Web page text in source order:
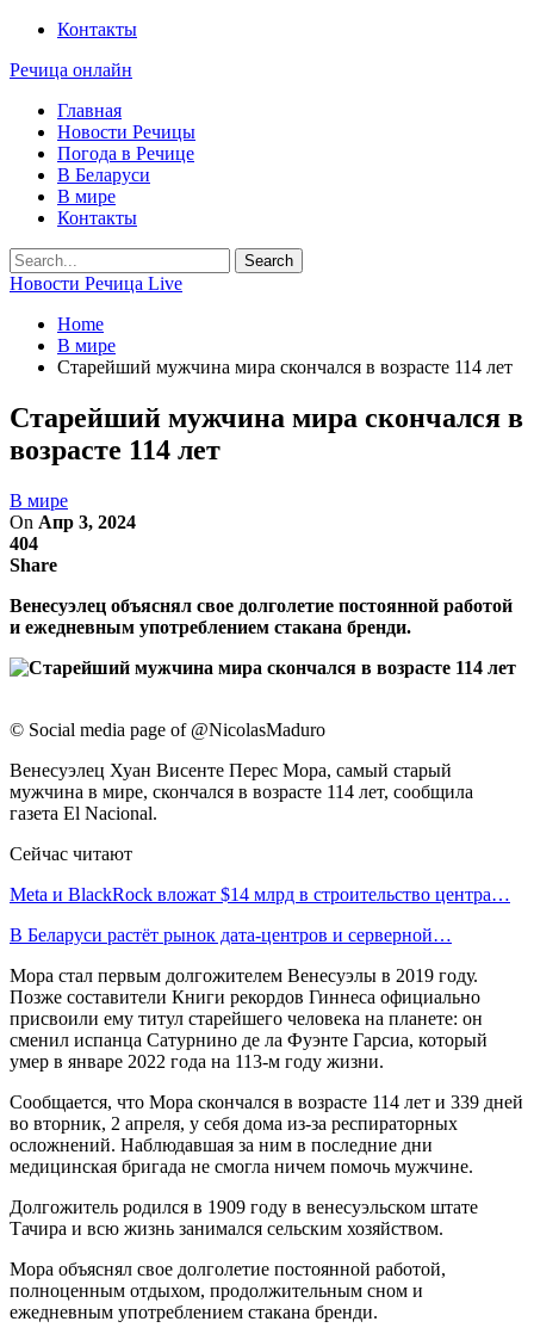
Контакты
Речица онлайн
Главная
Новости Речицы
Погода в Речице
В Беларуси
В мире
Контакты
Новости Речица Live
Home
В мире
Старейший мужчина мира скончался в возрасте 114 лет
Старейший мужчина мира скончался в
возрасте 114 лет
В мире
On Апр 3, 2024
404
Share
Венесуэлец объяснял свое долголетие постоянной работой
и ежедневным употреблением стакана бренди.
© Social media page of @NicolasMaduro
Венесуэлец Хуан Висенте Перес Мора, самый старый
мужчина в мире, скончался в возрасте 114 лет, сообщила
газета El Nacional.
Сейчас читают
Meta и BlackRock вложат $14 млрд в строительство центра…
В Беларуси растёт рынок дата-центров и серверной…
Мора стал первым долгожителем Венесуэлы в 2019 году.
Позже составители Книги рекордов Гиннеса официально
присвоили ему титул старейшего человека на планете: он
сменил испанца Сатурнино де ла Фуэнте Гарсиа, который
умер в январе 2022 года на 113-м году жизни.
Сообщается, что Мора скончался в возрасте 114 лет и 339 дней
во вторник, 2 апреля, у себя дома из-за респираторных
осложнений. Наблюдавшая за ним в последние дни
медицинская бригада не смогла ничем помочь мужчине.
Долгожитель родился в 1909 году в венесуэльском штате
Тачира и всю жизнь занимался сельским хозяйством.
Мора объяснял свое долголетие постоянной работой,
полноценным отдыхом, продолжительным сном и
ежедневным употреблением стакана бренди.